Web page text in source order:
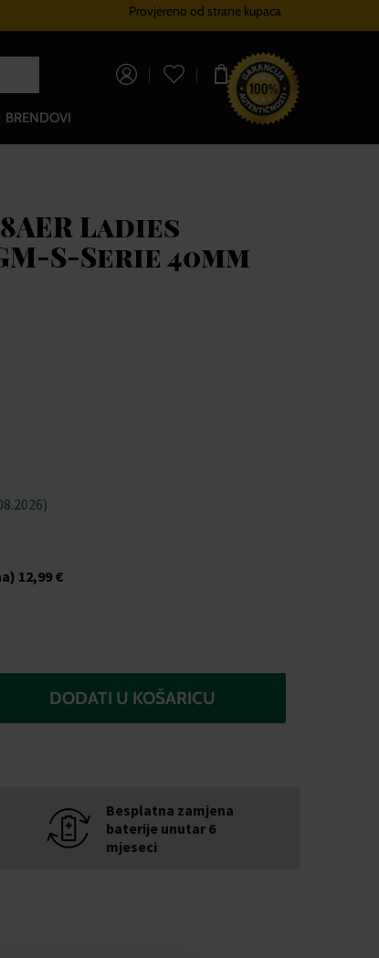
Sustav vjernostiProvjereno od strane kupaca
0,00 €
BRENDOVI
Ladies
S-Serie 40mm
12,99 €
DODATI U KOŠARICU
Besplatna zamjena
baterije unutar 6
mjeseci